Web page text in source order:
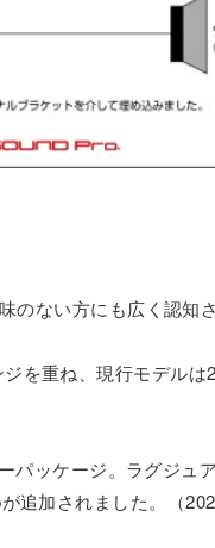
のない方にも広く認知
を重ね、現行モデルは
パッケージ。ラグジュ
加されました。（